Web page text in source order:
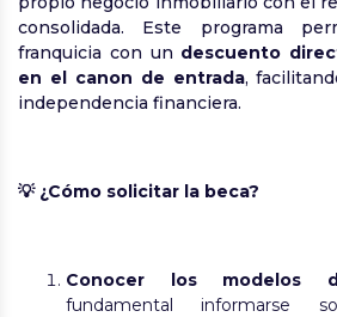
consolidada. Este programa
franquicia con un descuento
en el canon de entrada,
independencia financiera.
💡 ¿Cómo solicitar la beca?
Conocer los modelos
fundamental informarse